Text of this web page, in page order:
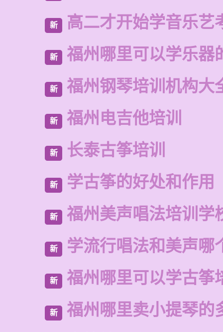
新 高二才开始学音乐艺
新 福州哪里可以学乐器
新 福州钢琴培训机构大
新 福州电吉他培训
新 长泰古筝培训
新 学古筝的好处和作用
新 福州美声唱法培训学
新 学流行唱法和美声哪
新 福州哪里可以学古筝
新 福州哪里卖小提琴的